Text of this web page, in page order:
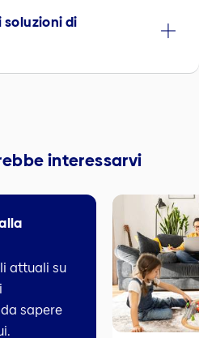
soluzioni di
interessarvi
attuali su
sapere